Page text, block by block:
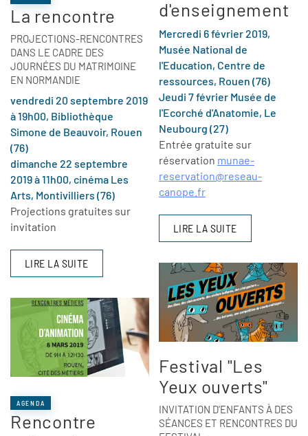
La rencontre
PROJECTIONS-RENCONTRES
DANS LE CADRE DES
JOURNÉES DU MATRIMOINE
EN NORMANDIE
vendredi 20 septembre 2019
à 19h00, Bibliothèque
Simone de Beauvoir, Rouen
(76)
dimanche 22 septembre
2019 à 11h00, cinéma Les
Arts, Montivilliers (76)
Projections gratuites sur
invitation
LIRE LA SUITE
AGENDA
Rencontre
d'enseignement
Mercredi 6 février 2019,
Musée National de
l'Education, Centre de
ressources, Rouen (76)
Jeudi 7 février Musée de
l'Ecorché d'Anatomie, Le
Neubourg (27)
Entrée gratuite sur
réservation munae-
reservation@reseau-
canope.fr
LIRE LA SUITE
Festival "Les
Yeux ouverts"
INVITATION D'ENFANTS À DES
SÉANCES ET RENCONTRES DU